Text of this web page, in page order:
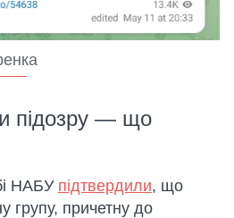
підозру — що
НАБУ підтвердили, що
групу, причетну до